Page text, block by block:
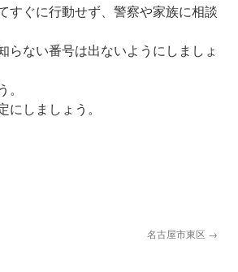
すぐに行動せず、警察や家族に相談
らない番号は出ないようにしましょ
。
にしましょう。
名古屋市東区 →